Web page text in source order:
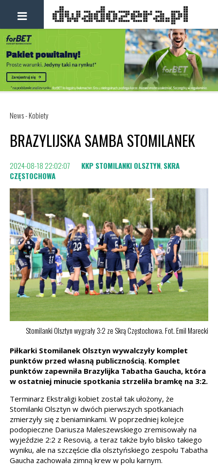
News - Kobiety
BRAZYLIJSKA SAMBA STOMILANEK
2024-08-18 22:02:07 KKP STOMILANKI OLSZTYN, SKRA
CZĘSTOCHOWA
Stomilanki Olsztyn wygrały 3:2 ze Skrą Częstochowa. Fot. Emil Marecki
Piłkarki Stomilanek Olsztyn wywalczyły komplet
punktów przed własną publicznością. Komplet
punktów zapewniła Brazylijka Tabatha Gaucha, która
w ostatniej minucie spotkania strzeliła bramkę na 3:2.
Terminarz Ekstraligi kobiet został tak ułożony, że
Stomilanki Olsztyn w dwóch pierwszych spotkaniach
zmierzyły się z beniaminkami. W poprzedniej kolejce
podopieczne Dariusza Maleszewskiego zremisowały na
wyjeździe 2:2 z Resovią, a teraz także było blisko takiego
wyniku, ale na szczęście dla olsztyńskiego zespołu Tabatha
Gaucha zachowała zimną krew w polu karnym.